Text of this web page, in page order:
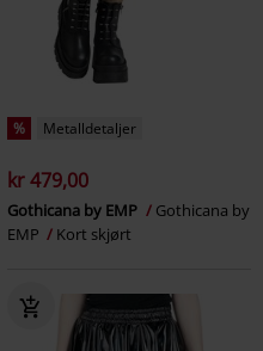
% Metalldetaljer
kr 479,00
Gothicana by EMP
Gothicana by
EMP
Kort skjørt